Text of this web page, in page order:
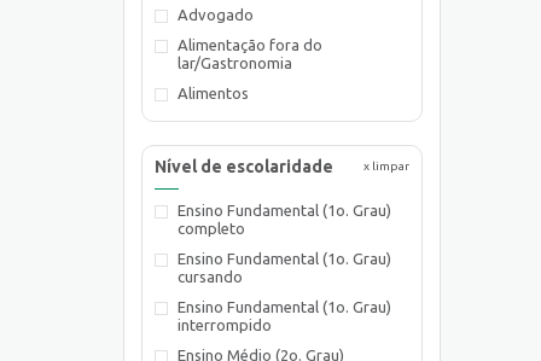
Advogado
Alimentação fora do
lar/Gastronomia
Alimentos
Almoxarife
Assistente de Planejamento
Assistente Social
Atendente Comercial
Auxiliar de Cozinha
x limpar
Nível de escolaridade
Ensino Fundamental (1o. Grau)
completo
Ensino Fundamental (1o. Grau)
cursando
Ensino Fundamental (1o. Grau)
interrompido
Ensino Médio (2o. Grau)